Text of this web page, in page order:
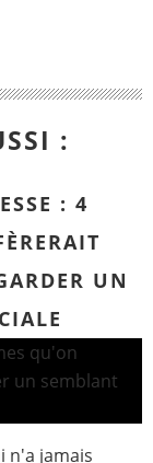
:
: 4
UN
n'a jamais